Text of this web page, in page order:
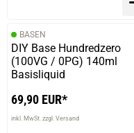
BASEN
DIY Base Hundredzero
(100VG / 0PG) 140ml
Basisliquid
69,90 EUR*
inkl. MwSt. zzgl. Versand